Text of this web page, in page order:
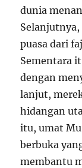
dunia
puasa dari
Sementara
dengan
lanjut,
hidangan
itu, umat
berbuka
membantu